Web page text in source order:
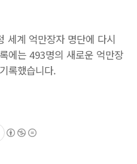
세계 억만장자 명단에 다시
에는 493명의 새로운 억만장
록했습니다.